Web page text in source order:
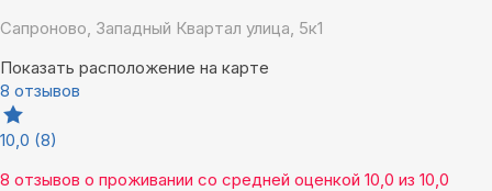
Сапроново, Западный Квартал улица, 5к1
Показать расположение на карте
8 отзывов
10,0 (8)
8 отзывов о проживании со средней оценкой 10,0 из 10,0